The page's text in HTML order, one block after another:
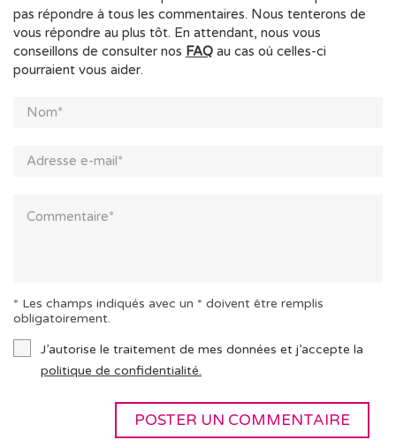
pas répondre à tous les commentaires. Nous tenterons de
vous répondre au plus tôt. En attendant, nous vous
conseillons de consulter nos FAQ au cas où celles-ci
pourraient vous aider.
* Les champs indiqués avec un * doivent être remplis
obligatoirement.
J’autorise le traitement de mes données et j’accepte la
politique de confidentialité.